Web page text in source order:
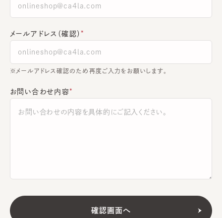
メールアドレス（確認）
※メールアドレス確認のため再度ご入力をお願いします。
お問い合わせ内容